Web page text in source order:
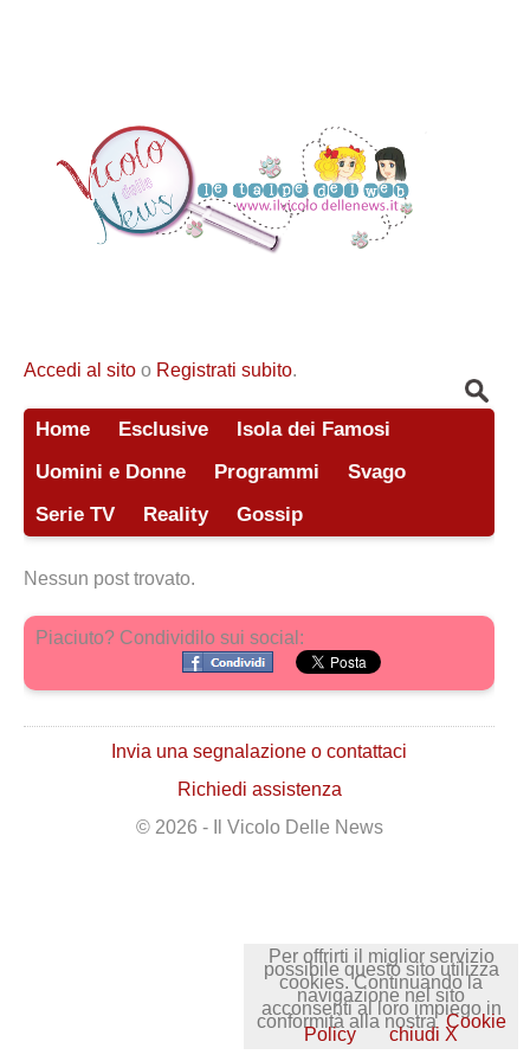
Accedi al sito o Registrati subito.
Home Esclusive
Isola dei Famosi
Uomini e Donne
Programmi
Svago
Serie TV
Reality Gossip
Nessun post trovato.
Piaciuto? Condividilo sui social:
Invia una segnalazione o contattaci
Richiedi assistenza
© 2026 - Il Vicolo Delle News
Per offrirti il miglior servizio
possibile questo sito utilizza
cookies. Continuando la
navigazione nel sito
acconsenti al loro impiego in
conformità alla nostra Cookie
Policy chiudi X